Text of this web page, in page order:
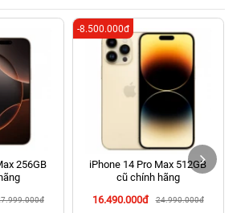
Tăng Nhơn Phú, Hồ Chí Minh (Q.9 TP. Thủ
Thủ Đức, Hồ Chí Minh (Bình Thọ, TP. Thủ
Ninh, Dĩ An, Hồ Chí Minh (Bình Dương Cũ)
162A Ba Cu, Vũng Tàu, Hồ Chí Minh (TP. Vũng
Thụ, Tân Sơn Nhất, Hồ Chí Minh (Tân Bình
256GB
iPhone 14 Pro Max 512GB
cũ chính hãng
16.490.000đ
24.990.000đ
-8.500.000đ